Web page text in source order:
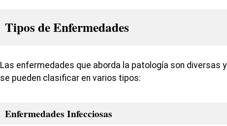
Tipos de Enfermedades
Las enfermedades que aborda la patología son diversas y
se pueden clasificar en varios tipos:
Enfermedades Infecciosas